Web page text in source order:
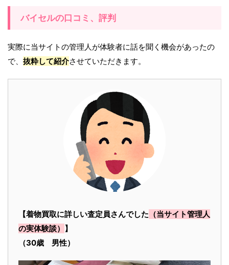
バイセルの口コミ、評判
実際に当サイトの管理人が体験者に話を聞く機会があったの
で、 抜粋して紹介させていただきます。
【着物買取に詳しい査定員さんでした （当サイト管理人
の実体験談） 】
（30歳 男性）